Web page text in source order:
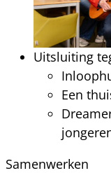
Uitsluiting
Een
Samenwerken